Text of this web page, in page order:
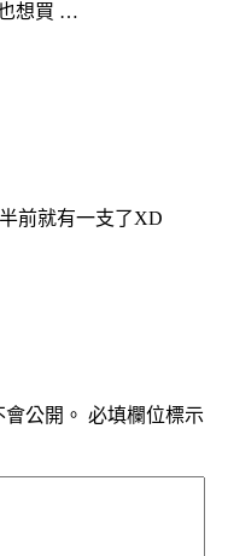
想買 …
前就有一支了XD
公開。 必填欄位標示